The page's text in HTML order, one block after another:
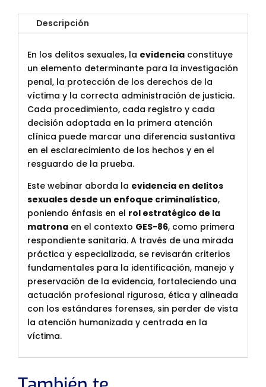
Descripción
En los delitos sexuales, la evidenciaconstituye
un elemento determinante para la investigación
penal, la protección de los derechos de la
víctima y la correcta administración de justicia.
Cada procedimiento, cada registro y cada
decisión adoptada en la primera atención
clínica puede marcar una diferencia sustantiva
en el esclarecimiento de los hechos y en el
resguardo de la prueba.
Este webinar aborda la evidencia en delitos
sexuales desde un enfoque criminalístico,
poniendo énfasis en el rol estratégico de la
matronaen el contexto GES-86, como primera
respondiente sanitaria. A través de una mirada
práctica y especializada, se revisarán criterios
fundamentales para la identificación, manejo y
preservación de la evidencia, fortaleciendo una
actuación profesional rigurosa, ética y alineada
con los estándares forenses, sin perder de vista
la atención humanizada y centrada en la
víctima.